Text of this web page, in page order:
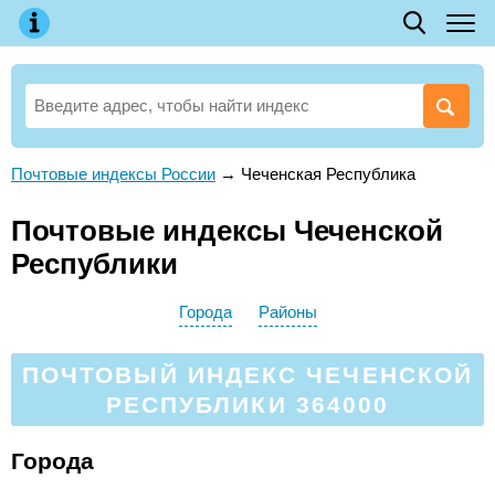
Почтовые индексы России → Чеченская Республика
Почтовые индексы Чеченской
Республики
Города Районы
ПОЧТОВЫЙ ИНДЕКС ЧЕЧЕНСКОЙ
РЕСПУБЛИКИ 364000
Города